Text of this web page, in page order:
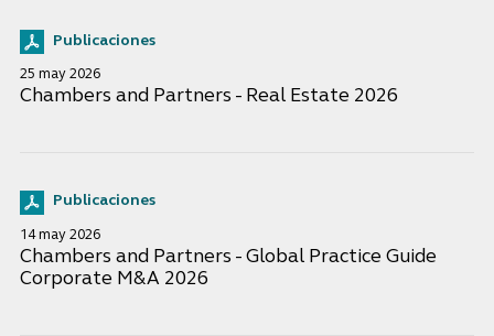
Publicaciones
25 may 2026
Chambers and Partners - Real Estate 2026
Publicaciones
14 may 2026
Chambers and Partners - Global Practice Guide
Corporate M&A 2026